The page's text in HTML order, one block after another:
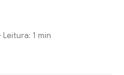
Leitura: 1 min